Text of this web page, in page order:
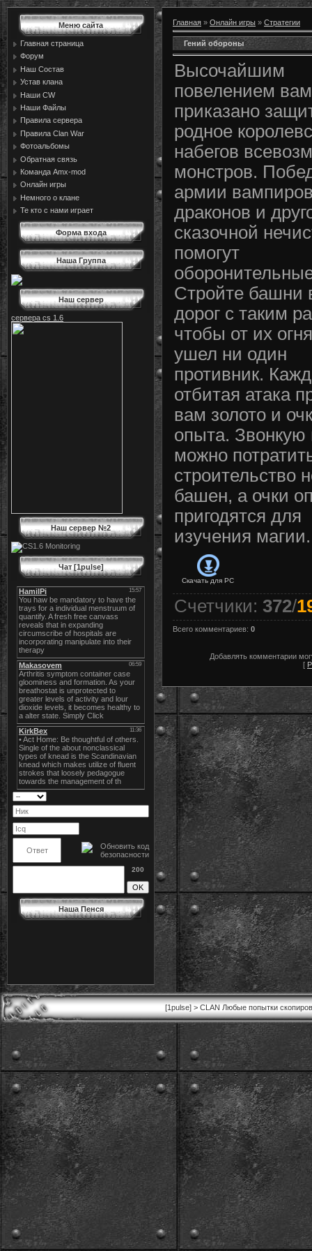
Меню сайта
Главная страница
Форум
Наш Состав
Устав клана
Наши CW
Наши Файлы
Правила сервера
Правила Сlan War
Фотоальбомы
Обратная связь
Команда Amx-mod
Онлайн игры
Немного о клане
Те кто с нами играет
Форма входа
Наша Группа
Наш сервер
сервера cs 1.6
Наш сервер №2
Чат [1pulse]
200
Наша Пенся
Главная » Онлайн игры » Стратегии
Гений обороны
Высочайшим
повелением вам
приказано
родное
набегов
монстров.
армии
драконов и
сказочной
помогут
Стройте башни
дорог с таким
чтобы от их
ушел ни один
противник.
отбитая атака
вам золото и
опыта. Звонкую
можно
строительство
башен, а очки
пригодятся для
изучения магии.
Скачать для PC
Счетчики: 372/
Всего комментариев: 0
Добавлять комментарии
[
[1pulse] > CLAN Любые попытки